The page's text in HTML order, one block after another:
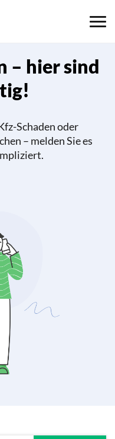
– hier sind
Schaden oder
– melden Sie es